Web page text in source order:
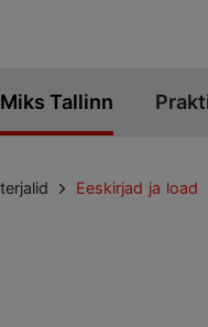
Miks Tallinn
Eeskirjad ja load